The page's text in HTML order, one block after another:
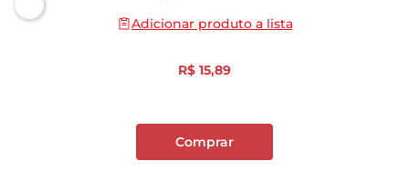
Adicionar produto a lista
R$ 15,89
Comprar